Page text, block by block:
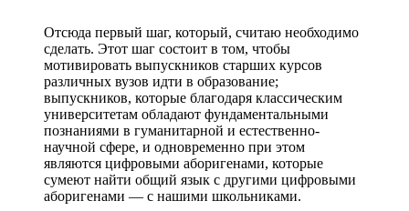
Отсюда первый шаг, который, считаю необходимо
сделать. Этот шаг состоит в том, чтобы
мотивировать выпускников старших курсов
различных вузов идти в образование;
выпускников, которые благодаря классическим
университетам обладают фундаментальными
познаниями в гуманитарной и естественно-
научной сфере, и одновременно при этом
являются цифровыми аборигенами, которые
сумеют найти общий язык с другими цифровыми
аборигенами — с нашими школьниками.